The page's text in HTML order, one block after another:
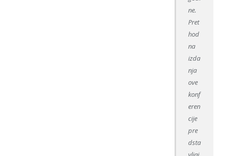
ne.
Pret
hod
na
izda
nja
ove
konf
eren
cije
pre
dsta